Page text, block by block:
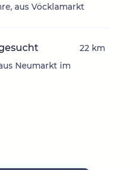
aus Vöcklamarkt
Neumarkt im
22 km